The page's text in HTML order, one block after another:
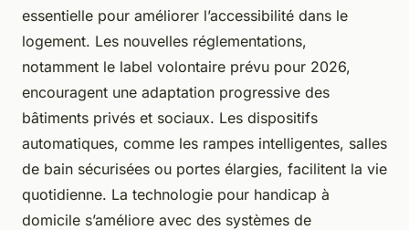
essentielle pour améliorer l’accessibilité dans le
logement. Les nouvelles réglementations,
notamment le label volontaire prévu pour 2026,
encouragent une adaptation progressive des
bâtiments privés et sociaux. Les dispositifs
automatiques, comme les rampes intelligentes, salles
de bain sécurisées ou portes élargies, facilitent la vie
quotidienne. La technologie pour handicap à
domicile s’améliore avec des systèmes de